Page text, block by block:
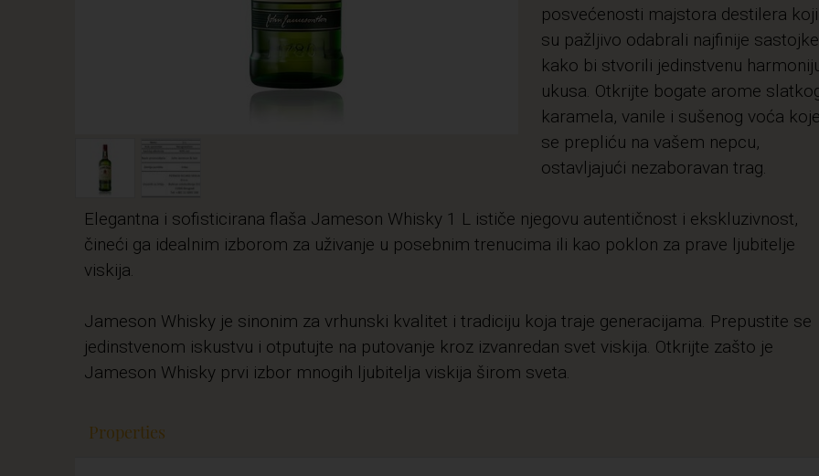
posvećenosti majstora destilera koji
su pažljivo odabrali najfinije sastojke
kako bi stvorili jedinstvenu
ukusa. Otkrijte bogate arome
karamela, vanile i sušenog voća
se prepliću na vašem nepcu,
ostavljajući nezaboravan trag.
Elegantna i sofisticirana flaša Jameson Whisky 1 L ističe njegovu autentičnost i ekskluzivnost,
čineći ga idealnim izborom za uživanje u posebnim trenucima ili kao poklon za prave ljubitelje
viskija.
Jameson Whisky je sinonim za vrhunski kvalitet i tradiciju koja traje generacijama. Prepustite se
jedinstvenom iskustvu i otputujte na putovanje kroz izvanredan svet viskija. Otkrijte zašto je
Jameson Whisky prvi izbor mnogih ljubitelja viskija širom sveta.
Properties